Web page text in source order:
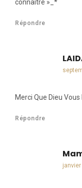
connaître »_*
Répondre
Merci Que Dieu
Répondre